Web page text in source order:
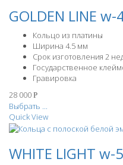
GOLDEN LINE w-
Кольцо из платины
Ширина 4.5 мм
Срок изготовления 2
Государственное
Гравировка
28 000 Р
Выбрать ...
Quick View
WHITE LIGHT w-5